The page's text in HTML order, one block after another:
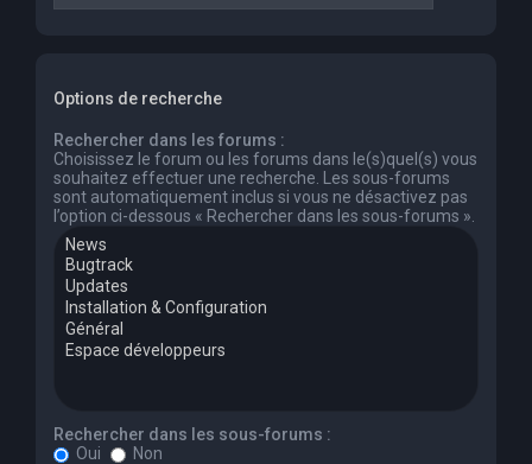
Options de recherche
Rechercher dans les forums :
Choisissez le forum ou les forums dans le(s)quel(s) vous
souhaitez effectuer une recherche. Les sous-forums
sont automatiquement inclus si vous ne désactivez pas
l’option ci-dessous « Rechercher dans les sous-forums ».
Rechercher dans les sous-forums :
Oui
Non